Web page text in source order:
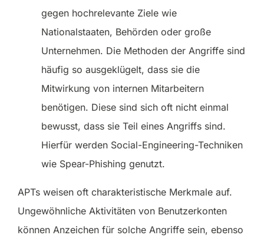
gegen hochrelevante Ziele wie
Nationalstaaten, Behörden oder große
Unternehmen. Die Methoden der Angriffe sind
häufig so ausgeklügelt, dass sie die
Mitwirkung von internen Mitarbeitern
benötigen. Diese sind sich oft nicht einmal
bewusst, dass sie Teil eines Angriffs sind.
Hierfür werden Social-Engineering-Techniken
wie Spear-Phishing genutzt.
APTs weisen oft charakteristische Merkmale auf.
Ungewöhnliche Aktivitäten von Benutzerkonten
können Anzeichen für solche Angriffe sein, ebenso